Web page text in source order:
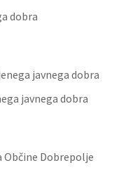
dobra
javnega dobra
javnega dobra
Občine Dobrepolje